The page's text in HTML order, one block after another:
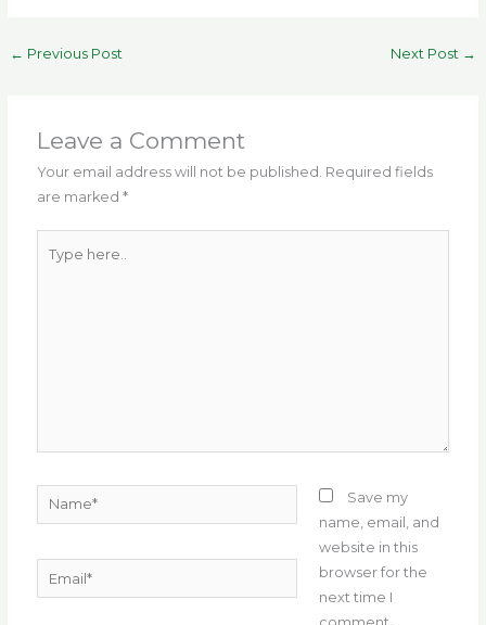
c
o
o
k
it
mp
p
← Previous Post Next Post →
Leave a Comment
Your email address will not be published. Required fields
are marked*
here..
Name*
Email*
Save my
name, email, and
website in this
browser for the
next time I